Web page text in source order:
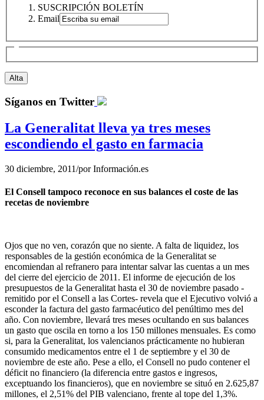
SUSCRIPCIÓN BOLETÍN
Email
Síganos en Twitter
La Generalitat lleva ya tres meses
escondiendo el gasto en farmacia
30 diciembre, 2011/porInformación.es
El Consell tampoco reconoce en sus balances el coste de las
recetas de noviembre
Ojos que no ven, corazón que no siente. A falta de liquidez, los
responsables de la gestión económica de la Generalitat se
encomiendan al refranero para intentar salvar las cuentas a un mes
del cierre del ejercicio de 2011. El informe de ejecución de los
presupuestos de la Generalitat hasta el 30 de noviembre pasado -
remitido por el Consell a las Cortes- revela que el Ejecutivo volvió a
esconder la factura del gasto farmacéutico del penúltimo mes del
año. Con noviembre, llevará tres meses ocultando en sus balances
un gasto que oscila en torno a los 150 millones mensuales. Es como
si, para la Generalitat, los valencianos prácticamente no hubieran
consumido medicamentos entre el 1 de septiembre y el 30 de
noviembre de este año. Pese a ello, el Consell no pudo contener el
déficit no financiero (la diferencia entre gastos e ingresos,
exceptuando los financieros), que en noviembre se situó en 2.625,87
millones, el 2,51% del PIB valenciano, frente al tope del 1,3%.